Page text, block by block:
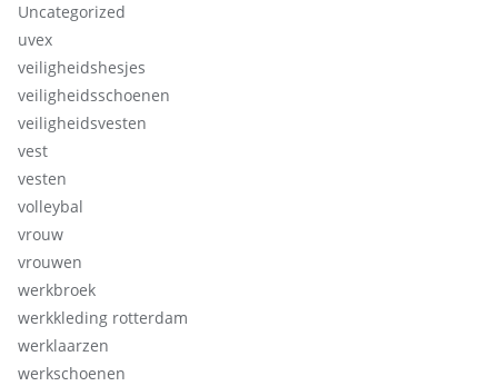
Uncategorized
uvex
veiligheidshesjes
veiligheidsschoenen
veiligheidsvesten
vest
vesten
volleybal
vrouw
vrouwen
werkbroek
werkkleding rotterdam
werklaarzen
werkschoenen